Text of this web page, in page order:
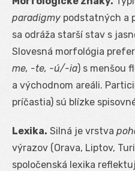
paradigmy podstatných a
sa odráža starší stav s
Slovesná morfológia
me, -te, -ú/-ia) s menšou
a východnom areáli.
príčastia) sú blízke
Lexika. Silná je vrstva
výrazov (Orava, Liptov,
spoločenská lexika